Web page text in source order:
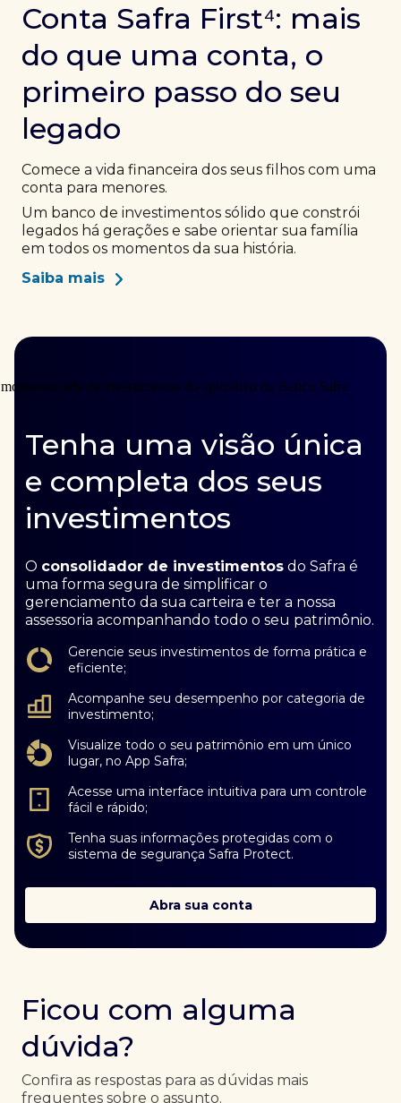
Conta Safra First⁴: mais
do que uma conta, o
primeiro passo do seu
legado
Comece a vida financeira dos seus filhos com uma
conta para menores.
Um banco de investimentos sólido que constrói
legados há gerações e sabe orientar sua família
em todos os momentos da sua história.
Saiba mais
Tenha uma visão única
e completa dos seus
investimentos
O consolidador de investimentos do Safra é
uma forma segura de simplificar o
gerenciamento da sua carteira e ter a nossa
assessoria acompanhando todo o seu patrimônio.
Gerencie seus investimentos de forma prática e
eficiente;
Acompanhe seu desempenho por categoria de
investimento;
Visualize todo o seu patrimônio em um único
lugar, no App Safra;
Acesse uma interface intuitiva para um controle
fácil e rápido;
Tenha suas informações protegidas com o
sistema de segurança Safra Protect.
Abra sua conta
Ficou com alguma
dúvida?
Confira as respostas para as dúvidas mais
frequentes sobre o assunto.